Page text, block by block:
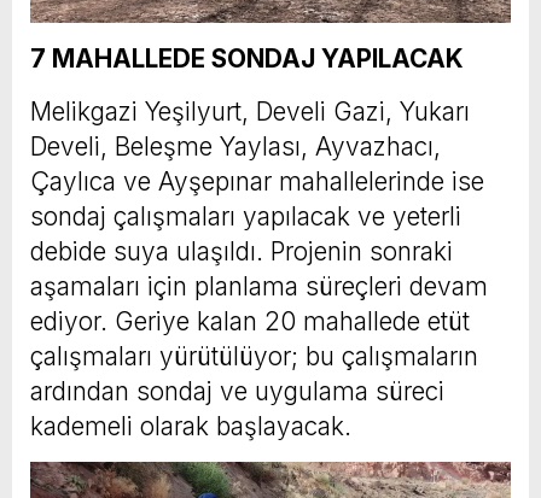
7 MAHALLEDE SONDAJ YAPILACAK
Melikgazi Yeşilyurt, Develi Gazi, Yukarı
Develi, Beleşme Yaylası, Ayvazhacı,
Çaylıca ve Ayşepınar mahallelerinde ise
sondaj çalışmaları yapılacak ve yeterli
debide suya ulaşıldı. Projenin sonraki
aşamaları için planlama süreçleri devam
ediyor. Geriye kalan 20 mahallede etüt
çalışmaları yürütülüyor; bu çalışmaların
ardından sondaj ve uygulama süreci
kademeli olarak başlayacak.